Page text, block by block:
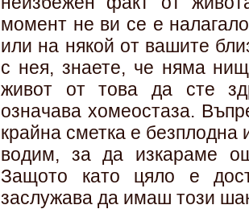
момент не ви се е
или на някой от вашите
с нея, знаете, че няма
живот от това да сте
означава хомеостаза.
крайна сметка е безплодна
водим, за да изкараме
Защото като цяло е
заслужава да имаш този